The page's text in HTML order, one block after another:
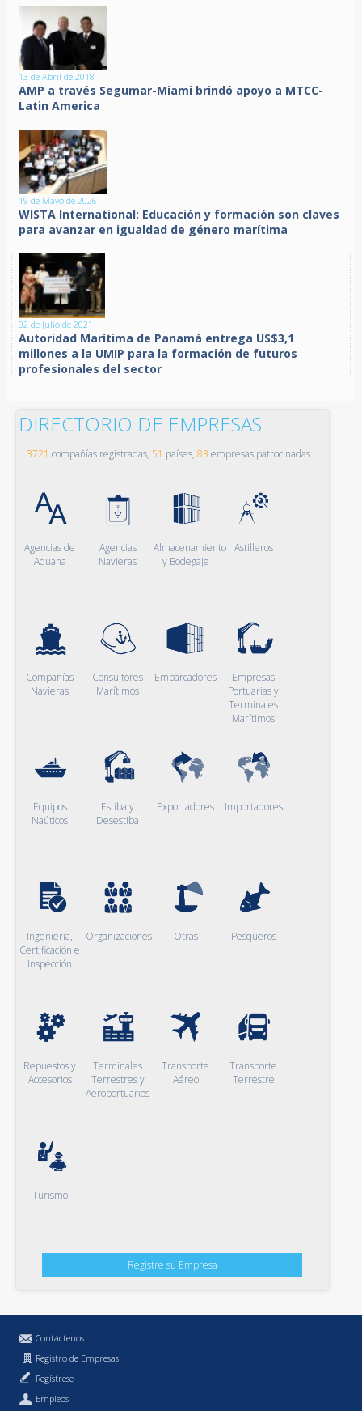
13 de Abril de 2018
AMP a través Segumar-Miami brindó apoyo a MTCC-
Latin America
19 de Mayo de 2026
WISTA International: Educación y formación son claves
para avanzar en igualdad de género marítima
02 de Julio de 2021
Autoridad Marítima de Panamá entrega US$3,1
millones a la UMIP para la formación de futuros
profesionales del sector
DIRECTORIO DE EMPRESAS
3721 compañías registradas, 51 países, 83 empresas patrocinadas
Agencias de
Aduana
Agencias
Navieras
Almacenamiento
y Bodegaje
Astilleros
Compañías
Navieras
Consultores
Marítimos
Embarcadores
Empresas
Portuarias y
Terminales
Marítimos
Equipos
Naúticos
Estiba y
Desestiba
Exportadores Importadores
Ingeniería,
Certificación e
Inspección
Organizaciones Otras Pesqueros
Repuestos y
Accesorios
Terminales
Terrestres y
Aeroportuarios
Transporte
Aéreo
Transporte
Terrestre
Turismo
Registre su Empresa
Contáctenos
Registro de Empresas
Regístrese
Empleos